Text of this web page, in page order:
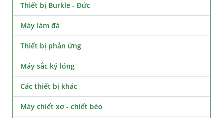
Thiết bị Burkle - Đức
Máy làm đá
Thiết bị phản ứng
Máy sắc ký lỏng
Các thiết bị khác
Máy chiết xơ - chiết béo